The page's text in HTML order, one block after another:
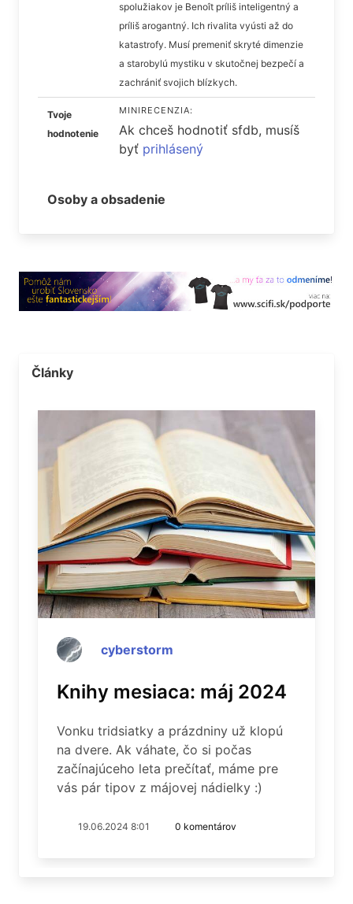
spolužiakov je Benoît príliš inteligentný a
príliš arogantný. Ich rivalita vyústi až do
katastrofy. Musí premeniť skryté dimenzie
a starobylú mystiku v skutočnej bezpečí a
zachrániť svojich blízkych.
Tvoje
hodnotenie
MINIRECENZIA:
Ak chceš hodnotiť sfdb, musíš
byť prihlásený
Osoby a obsadenie
Články
cyberstorm
Knihy mesiaca: máj 2024
Vonku tridsiatky a prázdniny už klopú
na dvere. Ak váhate, čo si počas
začínajúceho leta prečítať, máme pre
vás pár tipov z májovej nádielky :)
19.06.2024 8:01 0 komentárov